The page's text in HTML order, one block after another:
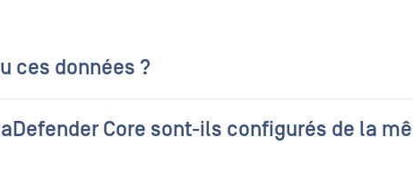
ces données ?
même manière que l'antivirus que